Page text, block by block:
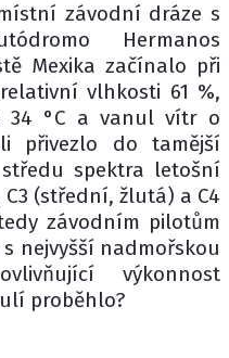
závodní dráze s
Hermanos
Mexika začínalo při
vlhkosti 61 %,
34 °C a vanul vítr o
přivezlo do tamější
spektra letošní
(střední, žlutá) a C4
závodním pilotům
nejvyšší nadmořskou
výkonnost
proběhlo?